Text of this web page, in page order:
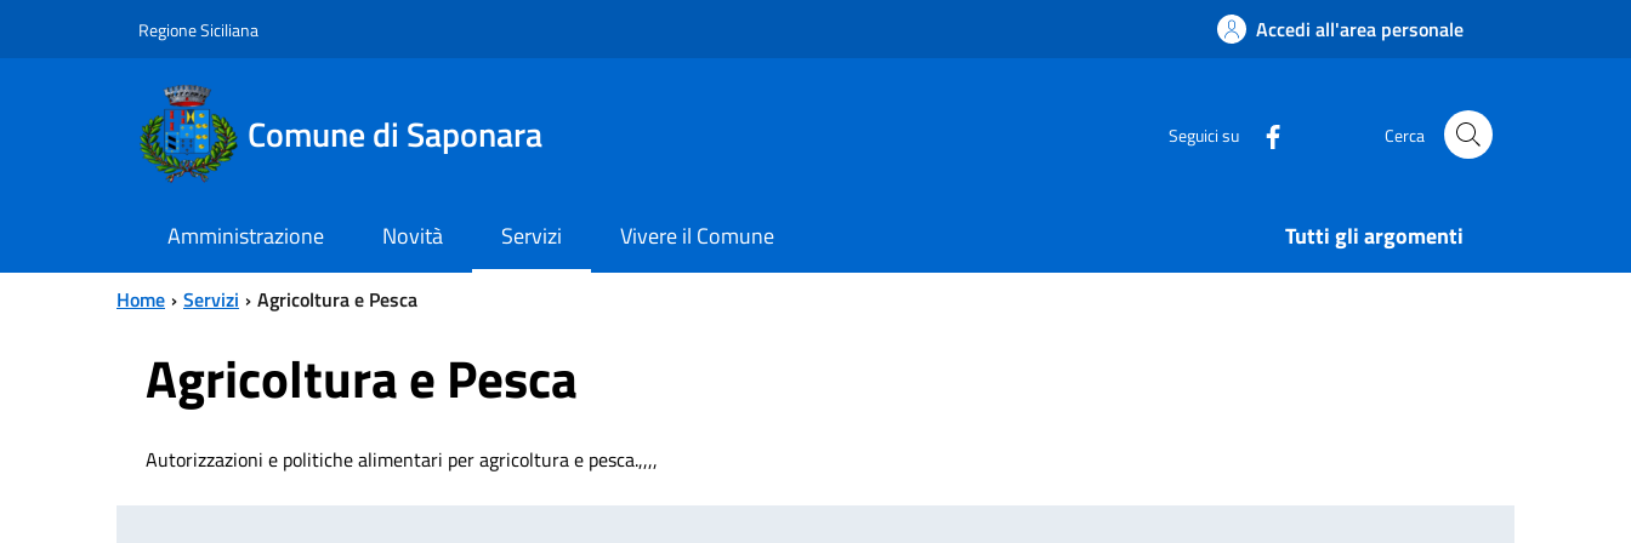
Regione Siciliana Accedi all'area personale
Comune di Saponara Seguici su Cerca
Amministrazione Novità Servizi Vivere il Comune Tutti gli argomenti
Home Servizi Agricoltura e Pesca
Agricoltura e Pesca
Autorizzazioni e politiche alimentari per agricoltura e pesca.,,,,